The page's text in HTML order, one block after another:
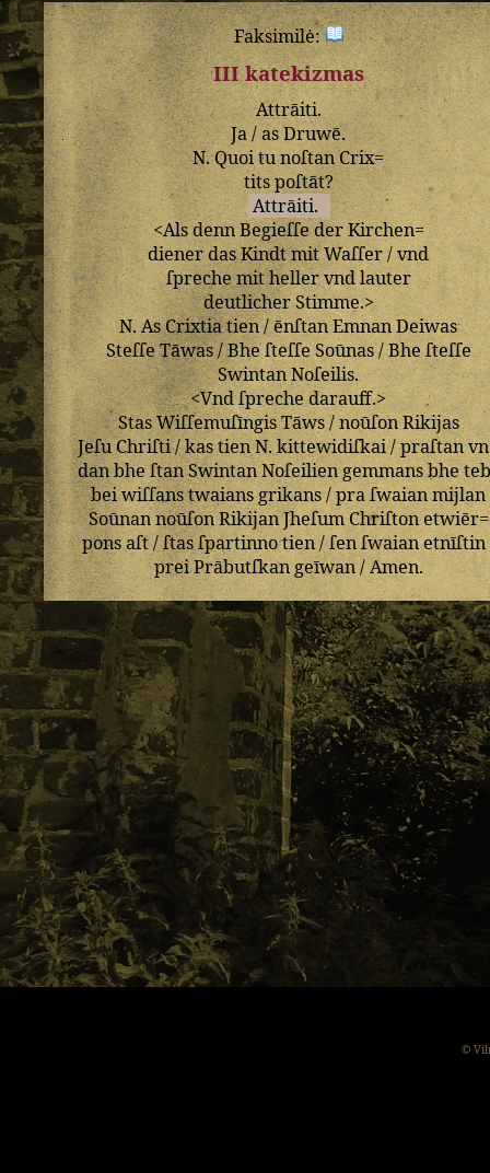
Faksimilė:
III katekizmas
Attrāiti.
Ja/asDruwē.
N.Quoitu noſtan Crix=
titspoſtāt?
Attrāiti.
<AlsdennBegieſſederKirchen=
dienerdasKindtmitWaſſer/vnd
ſprechemithellervndlauter
deutlicherStimme.>
N.As Crixtiatien/ēnſtanEmnanDeiwas
SteſſeTāwas/BheſteſſeSoūnas/Bheſteſſe
SwintanNoſeilis.
<Vndſpreche darauff.>
StasWiſſemuſīngisTāws/noūſonRikijas
JeſuChriſti/kastien N.kittewidiſkai/praſtan
danbhe ſtanSwintan Noſeiliengemmansbhe
beiwiſſanstwaiansgrikans/praſwaianmijlan
SoūnannoūſonRikijanJheſumChriſtonetwiēr=
ponsaſt/ſtasſpartinnotien/ſenſwaianetnīſtin
preiPrābutſkangeīwan/Amen.
©